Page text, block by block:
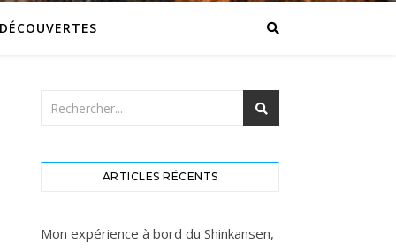
DÉCOUVERTES
ARTICLES RÉCENTS
Mon expérience à bord du Shinkansen,